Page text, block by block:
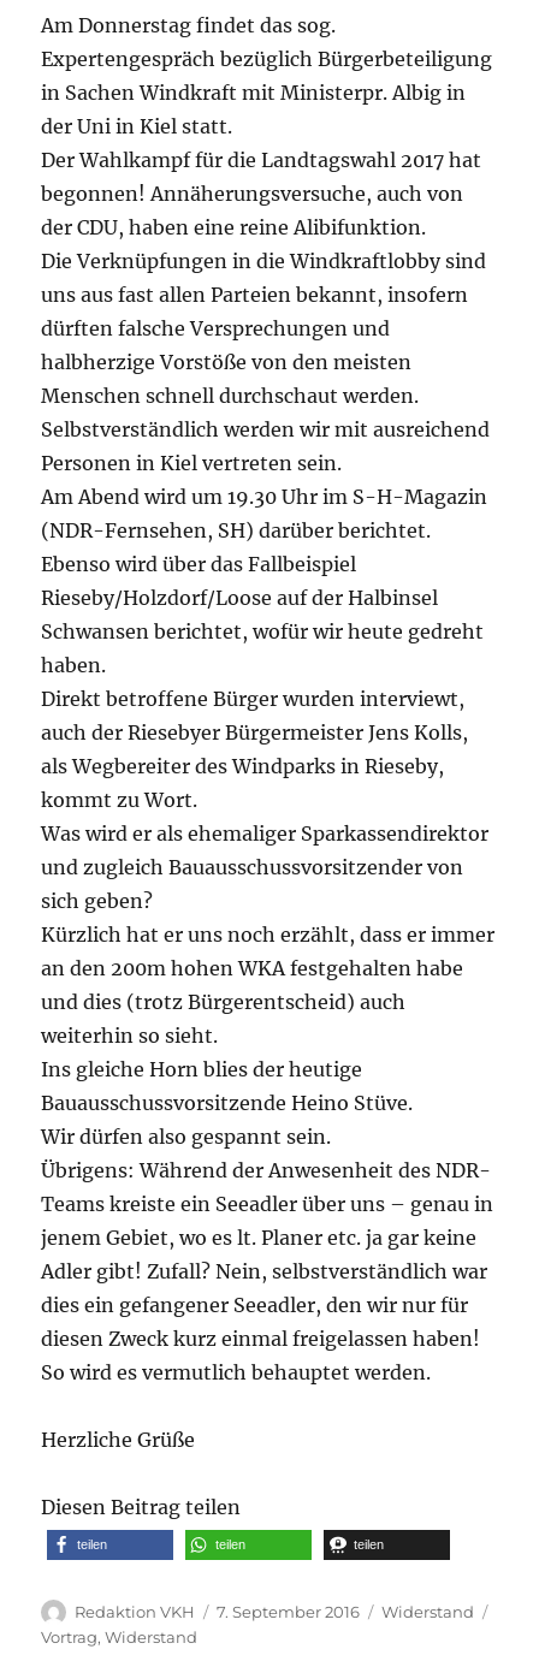
Am Donnerstag findet das sog.
Expertengespräch bezüglich Bürgerbeteiligung
in Sachen Windkraft mit Ministerpr. Albig in
der Uni in Kiel statt.
Der Wahlkampf für die Landtagswahl 2017 hat
begonnen! Annäherungsversuche, auch von
der CDU, haben eine reine Alibifunktion.
Die Verknüpfungen in die Windkraftlobby sind
uns aus fast allen Parteien bekannt, insofern
dürften falsche Versprechungen und
halbherzige Vorstöße von den meisten
Menschen schnell durchschaut werden.
Selbstverständlich werden wir mit ausreichend
Personen in Kiel vertreten sein.
Am Abend wird um 19.30 Uhr im S-H-Magazin
(NDR-Fernsehen, SH) darüber berichtet.
Ebenso wird über das Fallbeispiel
Rieseby/Holzdorf/Loose auf der Halbinsel
Schwansen berichtet, wofür wir heute gedreht
haben.
Direkt betroffene Bürger wurden interviewt,
auch der Riesebyer Bürgermeister Jens Kolls,
als Wegbereiter des Windparks in Rieseby,
kommt zu Wort.
Was wird er als ehemaliger Sparkassendirektor
und zugleich Bauausschussvorsitzender von
sich geben?
Kürzlich hat er uns noch erzählt, dass er immer
an den 200m hohen WKA festgehalten habe
und dies (trotz Bürgerentscheid) auch
weiterhin so sieht.
Ins gleiche Horn blies der heutige
Bauausschussvorsitzende Heino Stüve.
Wir dürfen also gespannt sein.
Übrigens: Während der Anwesenheit des NDR-
Teams kreiste ein Seeadler über uns – genau in
jenem Gebiet, wo es lt. Planer etc. ja gar keine
Adler gibt! Zufall? Nein, selbstverständlich war
dies ein gefangener Seeadler, den wir nur für
diesen Zweck kurz einmal freigelassen haben!
So wird es vermutlich behauptet werden.
Herzliche Grüße
Diesen Beitrag teilen
teilen teilen teilen
Autor
Redaktion VKH
Veröffentlicht
7. September 2016 Kategorien
Widerstand
Vortrag,Widerstand